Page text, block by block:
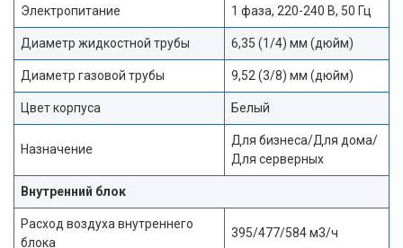
Электропитание 1 фаза, 220-240 В, 50 Гц
Диаметр жидкостной трубы 6,35 (1/4) мм (дюйм)
Диаметр газовой трубы 9,52 (3/8) мм (дюйм)
Цвет корпуса Белый
Назначение
Для бизнеса/Для дома/
Для серверных
Внутренний блок
Расход воздуха внутреннего
блока
395/477/584 м3/ч